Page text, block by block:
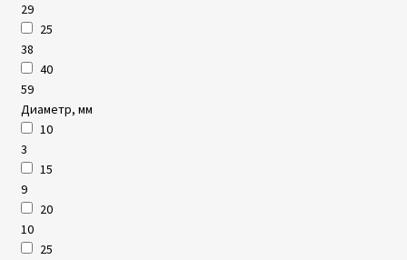
29
25
38
40
59
Диаметр, мм
10
3
15
9
20
10
25